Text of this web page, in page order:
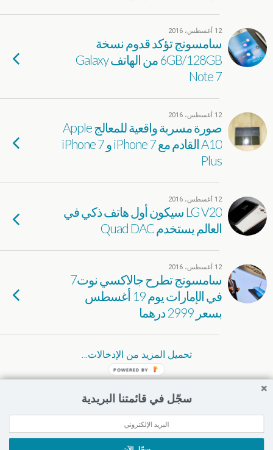
12 أغسطس، 2016
سامسونج تؤكد قدوم نسخة
6GB/128GB من الهاتف Galaxy
Note 7
12 أغسطس، 2016
صورة مسربة واقعية للمعالج Apple
A10 القادم مع iPhone 7 و iPhone 7
Plus
12 أغسطس، 2016
LG V20 سيكون أول هاتف ذكي في
العالم يستخدم Quad DAC
12 أغسطس، 2016
سامسونج تطرح جالاكسي نوت7
في الإمارات يوم 19 أغسطس
بسعر 2999 درهما
تحميل المزيد من الإدخالات…
سجّل في قائمتنا البريدية
POWERED BY